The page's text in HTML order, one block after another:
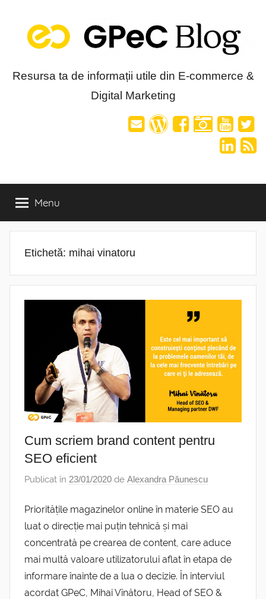
content
Blog-
Resursa ta de informații utile din E-commerce &
Digital Marketing
Menu
Etichetă: mihai vinatoru
Cum scriem brand content pentru
SEO eficient
Publicat în 23/01/2020 de Alexandra Păunescu
Prioritățile magazinelor online în materie SEO au
luat o direcție mai puțin tehnică și mai
concentrată pe crearea de content, care aduce
mai multă valoare utilizatorului aflat în etapa de
informare înainte de a lua o decizie. În interviul
acordat GPeC, Mihai Vînătoru, Head of SEO &